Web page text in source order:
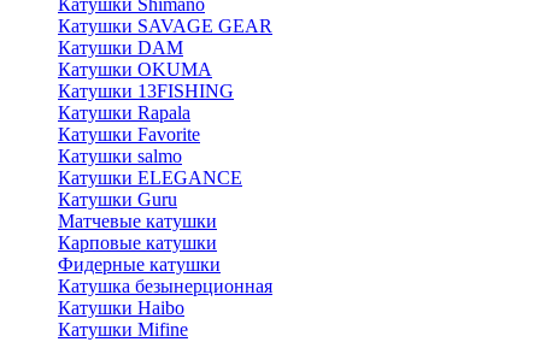
Катушки Shimano
Катушки SAVAGE GEAR
Катушки DAM
Катушки OKUMA
Катушки 13FISHING
Катушки Rapala
Катушки Favorite
Катушки salmo
Катушки ELEGANCE
Катушки Guru
Матчевые катушки
Карповые катушки
Фидерные катушки
Катушка безынерционная
Катушки Haibo
Катушки Mifine